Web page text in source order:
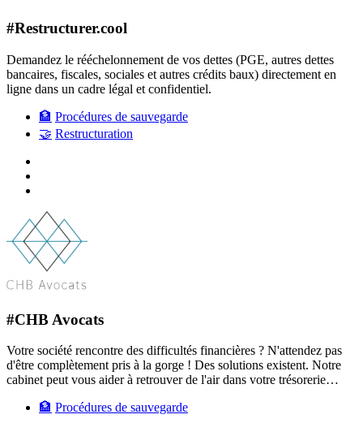
#Restructurer.cool
Demandez le rééchelonnement de vos dettes (PGE, autres dettes
bancaires, fiscales, sociales et autres crédits baux) directement en
ligne dans un cadre légal et confidentiel.
🏦 Procédures de sauvegarde
🤝 Restructuration
#CHB Avocats
Votre société rencontre des difficultés financières ? N'attendez pas
d'être complètement pris à la gorge ! Des solutions existent. Notre
cabinet peut vous aider à retrouver de l'air dans votre trésorerie…
🏦 Procédures de sauvegarde